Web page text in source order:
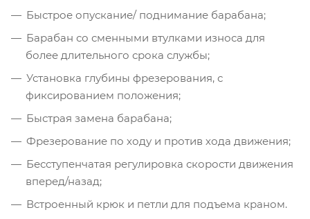
Быстрое опускание/ поднимание барабана;
Барабан со сменными втулками износа для
более длительного срока службы;
Установка глубины фрезерования, с
фиксированием положения;
Быстрая замена барабана;
Фрезерование по ходу и против хода движения;
Бесступенчатая регулировка скорости движения
вперед/назад;
Встроенный крюк и петли для подъема краном.